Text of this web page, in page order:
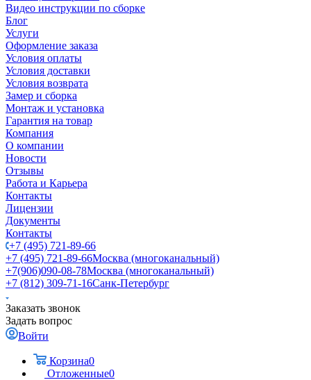
Видео инструкции по сборке
Блог
Услуги
Оформление заказа
Условия оплаты
Условия доставки
Условия возврата
Замер и сборка
Монтаж и установка
Гарантия на товар
Компания
О компании
Новости
Отзывы
Работа и Карьера
Контакты
Лицензии
Документы
Контакты
+7 (495) 721-89-66
+7 (495) 721-89-66Москва (многоканальный)
+7(906)090-08-78Москва (многоканальный)
+7 (812) 309-71-16Санк-Петербург
Заказать звонок
Задать вопрос
Войти
Корзина0
Отложенные0